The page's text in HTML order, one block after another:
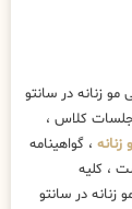
زنانه در سانتو
جلسات کلاس ،
، گواهینامه
، کلیه
زنانه در سانتو